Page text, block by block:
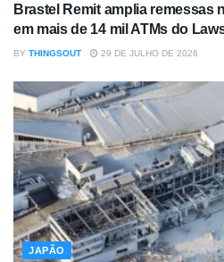
Brastel Remit amplia remessas
em mais de 14 mil ATMs do
BY THINGSOUT 29 DE JULHO DE 2026
JAPÃO